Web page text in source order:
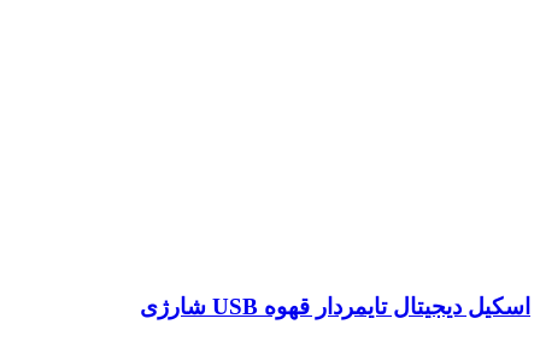
اسکیل دیجیتال تایمردار قهوه USB شارژی